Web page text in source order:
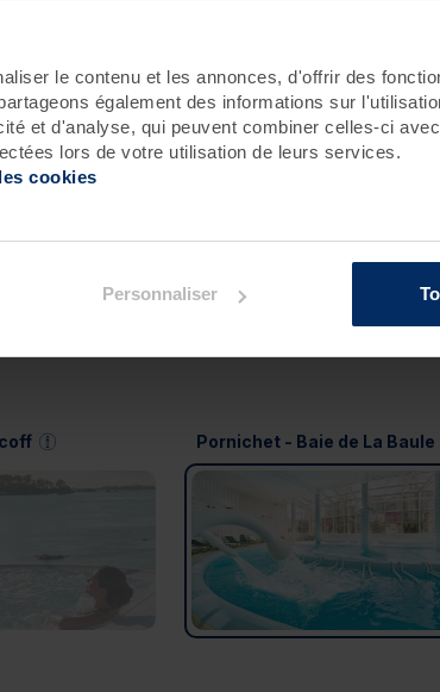
le contenu et les annonces, d'offrir des
également des informations sur
et d'analyse, qui peuvent combiner celles-ci
lors de votre utilisation de leurs services.
cookies
Personnaliser
Pornichet - Baie de La Baule